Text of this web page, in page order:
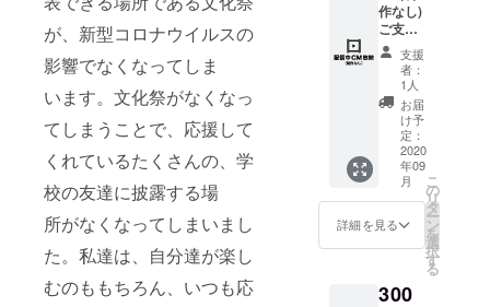
が、新型コロナウイルスの
影響でなくなってしま
います。文化祭がなくなっ
てしまうことで、応援して
くれているたくさんの、学
校の友達に披露する場
所がなくなってしまいまし
た。私達は、自分達が楽し
むのももちろん、いつも応
物を比
喩する
お名前
や公序
良俗に
反する
お名前
は掲載
をお断
りする
事が御
座いま
す、ご
注意く
ださ
作なし)
ご支援
いただ
い方の
個人及
び会社
の20秒
程度の
CMを5
回程度
放送い
たしま
す。
CMはご
支援頂
にご用
支援
者：
1人
お届
け予
定：
2020
年09
月
詳細を見る
こ
の
リ
タ
ー
ン
を
選
択
す
る
300